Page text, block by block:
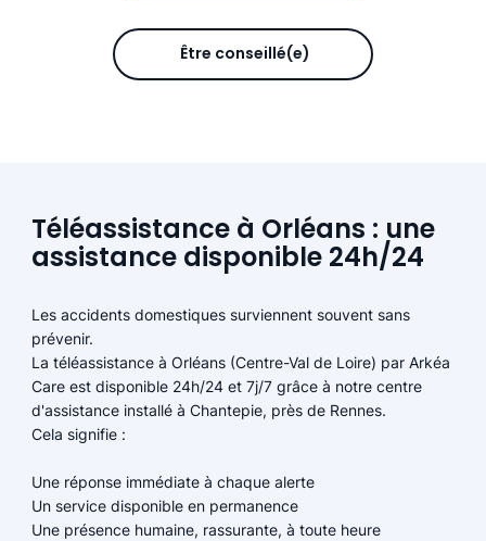
Être conseillé(e)
Téléassistance à Orléans : une
assistance disponible 24h/24
Les accidents domestiques surviennent souvent sans
prévenir.
La téléassistance à Orléans (Centre-Val de Loire) par Arkéa
Care est disponible 24h/24 et 7j/7 grâce à notre centre
d'assistance installé à Chantepie, près de Rennes.
Cela signifie :
Une réponse immédiate à chaque alerte
Un service disponible en permanence
Une présence humaine, rassurante, à toute heure